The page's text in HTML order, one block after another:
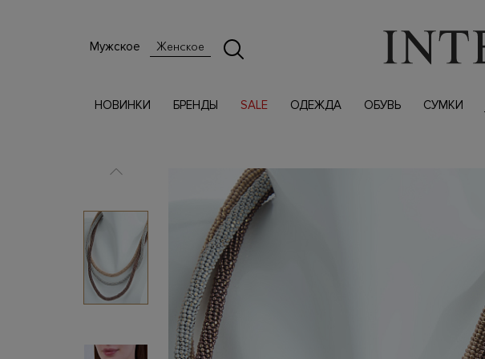
Мужское Женское
НОВИНКИ БРЕНДЫ SALE ОДЕЖДА ОБУВЬ СУМКИ